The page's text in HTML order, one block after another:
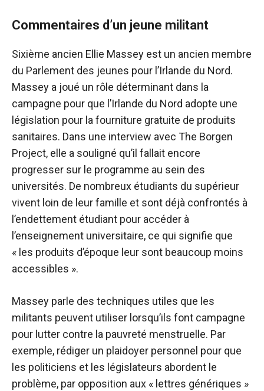
Commentaires d’un jeune militant
Sixième ancien Ellie Massey est un ancien membre
du Parlement des jeunes pour l’Irlande du Nord.
Massey a joué un rôle déterminant dans la
campagne pour que l’Irlande du Nord adopte une
législation pour la fourniture gratuite de produits
sanitaires. Dans une interview avec The Borgen
Project, elle a souligné qu’il fallait encore
progresser sur le programme au sein des
universités. De nombreux étudiants du supérieur
vivent loin de leur famille et sont déjà confrontés à
l’endettement étudiant pour accéder à
l’enseignement universitaire, ce qui signifie que
« les produits d’époque leur sont beaucoup moins
accessibles ».
Massey parle des techniques utiles que les
militants peuvent utiliser lorsqu’ils font campagne
pour lutter contre la pauvreté menstruelle. Par
exemple, rédiger un plaidoyer personnel pour que
les politiciens et les législateurs abordent le
problème, par opposition aux « lettres génériques »